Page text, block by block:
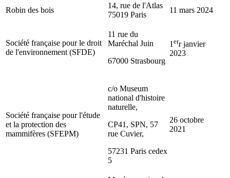
Robin des bois
14, rue de l'Atlas
75019 Paris
11 mars 2024
Société française pour le droit
de l'environnement (SFDE)
11 rue du
Maréchal Juin
67000 Strasbourg
1 err janvier
2023
Société française pour l'étude
et la protection des
mammifères (SFEPM)
c/o Museum
national d'histoire
naturelle,
CP41, SPN, 57
rue Cuvier,
57231 Paris cedex
5
26 octobre
2021